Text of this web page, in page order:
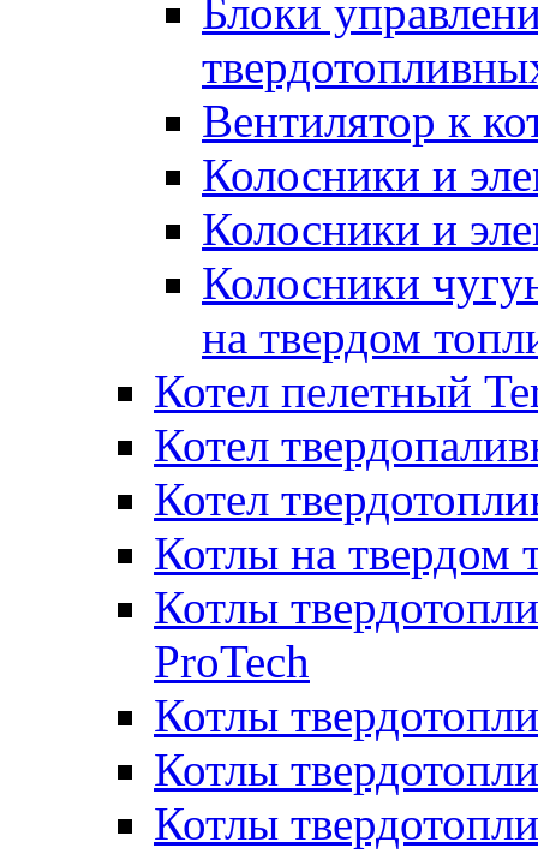
Блоки
Вентилятор к
Колосники и
Колосники и
Колосники
на твердом
Котел пелетный
Котел
Котел
Котлы на твердом
Котлы
ProTech
Котлы
Котлы
Котлы